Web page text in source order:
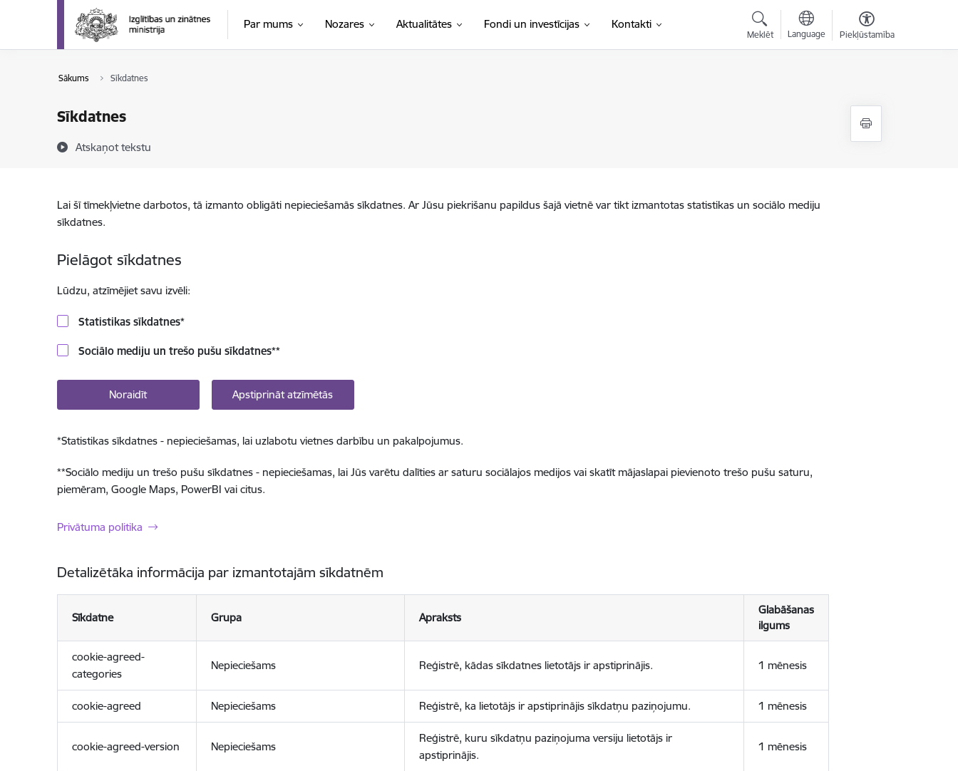
Pāriet uz lapas saturu
Par mums Nozares Aktualitātes Fondi un investīcijas Kontakti
Meklēt Language Piekļūstamība
Sākums Sīkdatnes
Sīkdatnes
Atskaņot tekstu
Lai šī tīmekļvietne darbotos, tā izmanto obligāti nepieciešamās sīkdatnes. Ar Jūsu piekrišanu papildus šajā vietnē var tikt izmantotas statistikas un sociālo mediju
sīkdatnes.
Pielāgot sīkdatnes
Lūdzu, atzīmējiet savu izvēli:
Statistikas sīkdatnes*
Sociālo mediju un trešo pušu sīkdatnes**
Noraidīt Apstiprināt atzīmētās
*Statistikas sīkdatnes - nepieciešamas, lai uzlabotu vietnes darbību un pakalpojumus.
**Sociālo mediju un trešo pušu sīkdatnes - nepieciešamas, lai Jūs varētu dalīties ar saturu sociālajos medijos vai skatīt mājaslapai pievienoto trešo pušu saturu,
piemēram, Google Maps, PowerBI vai citus.
Privātuma politika
Detalizētāka informācija par izmantotajām sīkdatnēm
Sīkdatne Grupa Apraksts
Glabāšanas
ilgums
cookie-agreed-
categories
Nepieciešams Reģistrē, kādas sīkdatnes lietotājs ir apstiprinājis. 1 mēnesis
cookie-agreed Nepieciešams Reģistrē, ka lietotājs ir apstiprinājis sīkdatņu paziņojumu. 1 mēnesis
cookie-agreed-version Nepieciešams
Reģistrē, kuru sīkdatņu paziņojuma versiju lietotājs ir
apstiprinājis.
1 mēnesis